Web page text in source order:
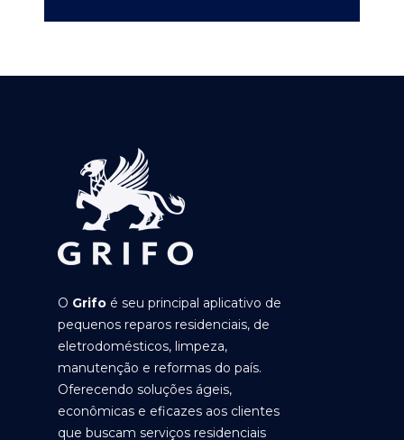
O Grifo é seu principal aplicativo de
pequenos reparos residenciais, de
eletrodomésticos, limpeza,
manutenção e reformas do país.
Oferecendo soluções ágeis,
econômicas e eficazes aos clientes
que buscam serviços residenciais